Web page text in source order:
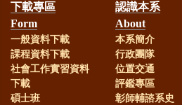
任線西國中)榮獲第22
教師獎
本系林淑
下載專區
Form
一般資料下載
課程資料下載
社會工作實習資料
下載
碩士班
認識本系
About
本系簡介
行政團隊
位置交通
評鑑專區
彰師輔諮系史